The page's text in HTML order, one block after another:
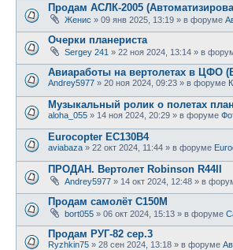
Продам АСЛК-2005
Женис » 09 янв 2025, 13:19 » в форуме
Очерки планериста
Sergey 241 » 22 ноя 2024, 13:14 » в
Авиаработы на вертолетах в ЦФО
Andrey5977 » 20 ноя 2024, 09:23 » в форуме
Музыкальный ролик о полетах
aloha_055 » 14 ноя 2024, 20:29 » в форуме
Eurocopter EC130B4
aviabaza » 22 окт 2024, 11:44 » в форуме
ПРОДАН. Вертолет Robinson R44II
Andrey5977 » 14 окт 2024, 12:48 » в
Продам самолёт С150М
bort055 » 06 окт 2024, 15:13 » в форуме
Продам РУГ-82 сер.3
Ryzhkin75 » 28 сен 2024, 13:18 » в форуме